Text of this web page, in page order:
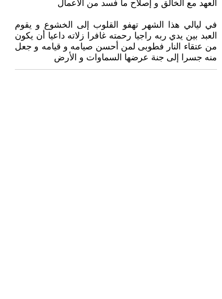
العهد مع الخالق و إصلاح ما فسد من الأعمال
في ليالي هذا الشهر تهفو القلوب إلى الخشوع و يقوم
العبد بين يدي ربه راجيا رحمته غافرا زلاته داعيا أن يكون
من عتقاء النار فطوبى لمن أحسن صيامه و قيامه و جعل
منه جسرا إلى جنة عرضها السماوات و الأرض